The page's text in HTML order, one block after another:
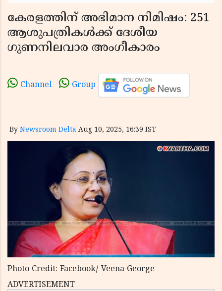
കേരളത്തിന് അഭിമാന നിമിഷം: 251
ആശുപത്രികൾക്ക് ദേശീയ
ഗുണനിലവാര അംഗീകാരം
Channel Group
By Newsroom Delta Aug 10, 2025, 16:39 IST
Photo Credit: Facebook/ Veena George
ADVERTISEMENT